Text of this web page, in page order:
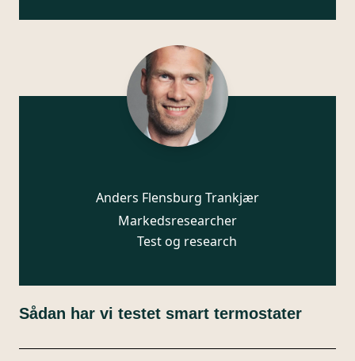
Anders Flensburg Trankjær
Markedsresearcher
Test og research
Sådan har vi testet smart termostater